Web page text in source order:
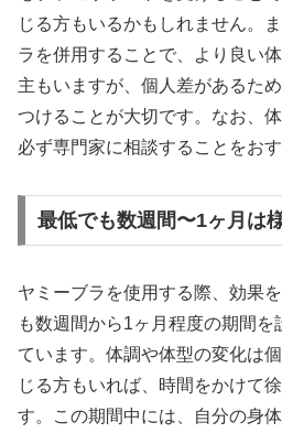
じる方もいるかもしれません。
ラを併用することで、より良い
主もいますが、個人差があるた
つけることが大切です。なお、
必ず専門家に相談することをおす
最低でも数週間〜1ヶ月は
ヤミーブラを使用する際、効果
も数週間から1ヶ月程度の期間
ています。体調や体型の変化は
じる方もいれば、時間をかけて
す。この期間中には、自分の身